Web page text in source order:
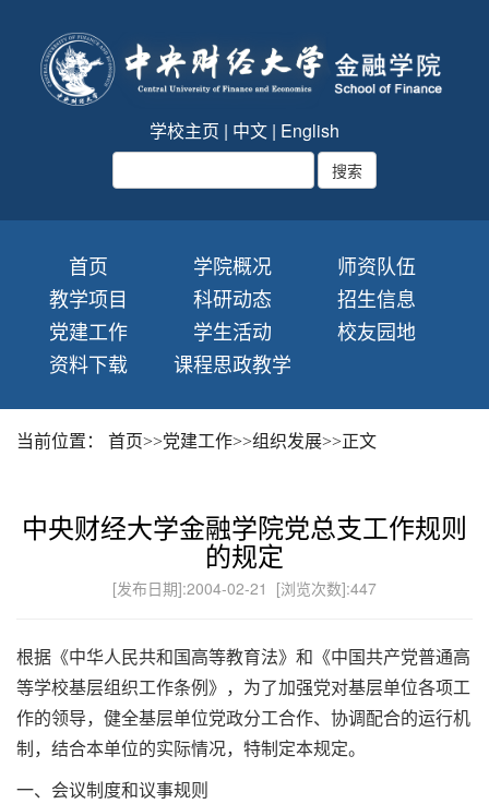
学校主页 | 中文 | English
首页 学院概况
师资队伍
教学项目
科研动态
招生信息
党建工作
学生活动
校友园地
资料下载
课程思政教学
当前位置： 首页>>党建工作>>组织发展>>正文
中央财经大学金融学院党总支工作规则
的规定
[发布日期]:2004-02-21 [浏览次数]:447
根据《中华人民共和国高等教育法》和《中国共产党普通高
等学校基层组织工作条例》，为了加强党对基层单位各项工
作的领导，健全基层单位党政分工合作、协调配合的运行机
制，结合本单位的实际情况，特制定本规定。
一、会议制度和议事规则